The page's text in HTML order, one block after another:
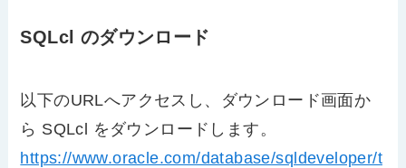
SQLcl のダウンロード
以下のURLへアクセスし、ダウンロード画面か
ら SQLcl をダウンロードします。
https://www.oracle.com/database/sqldeveloper/t